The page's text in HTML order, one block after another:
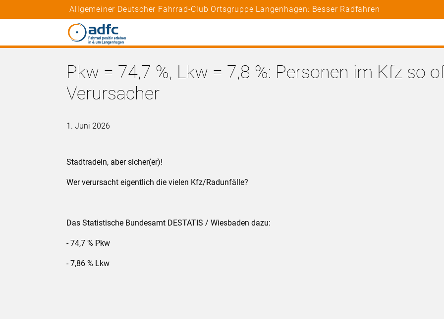
Allgemeiner Deutscher Fahrrad-Club Ortsgruppe Langenhagen: Besser Radfahren
Pkw = 74,7 %, Lkw = 7,8 %: Personen im Kfz so
Verursacher
1. Juni 2026
Stadtradeln, aber sicher(er)!
Wer verursacht eigentlich die vielen Kfz/Radunfälle?
Das Statistische Bundesamt DESTATIS / Wiesbaden dazu:
- 74,7 % Pkw
- 7,86 % Lkw